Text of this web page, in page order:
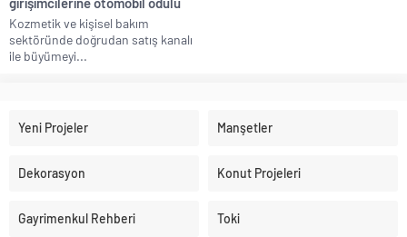
Kozmetik ve kişisel bakım
sektöründe doğrudan satış kanalı
ile büyümeyi...
Yeni Projeler Manşetler
Dekorasyon Konut Projeleri
Gayrimenkul Rehberi Toki